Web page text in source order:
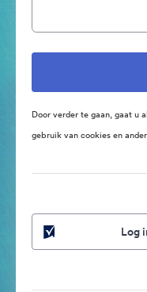
Door verder te gaan, gaat u
gebruik van cookies en
Log